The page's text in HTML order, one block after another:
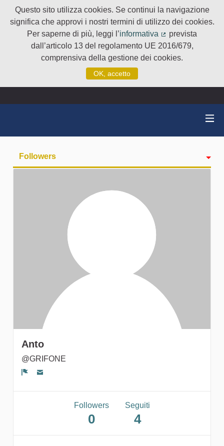
Questo sito utilizza cookies. Se continui la navigazione
significa che approvi i nostri termini di utilizzo dei cookies.
Per saperne di più, leggi l’informativa
(Collegamento
prevista
dall’articolo 13 del regolamento UE 2016/679,
comprensiva della gestione dei cookies.
OK, accetto
Followers
Anto
@GRIFONE
Followers
0
Seguiti
4